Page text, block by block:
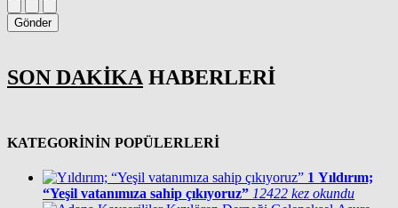
Gönder
SON DAKİKA HABERLERİ
KATEGORİNİN POPÜLERLERİ
1 Yıldırım;
“Yeşil vatanımıza sahip çıkıyoruz” 12422 kez okundu